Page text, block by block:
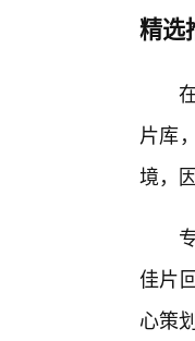
精选
片库
境，
佳片
心策